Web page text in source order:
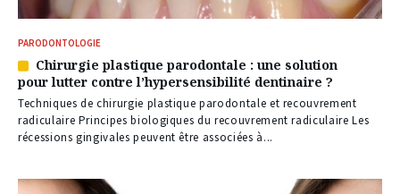
PARODONTOLOGIE
Article
réservé
à
nos
abonnés
Chirurgie plastique parodontale : une solution
pour lutter contre l’hypersensibilité dentinaire ?
Techniques de chirurgie plastique parodontale et recouvrement
radiculaire Principes biologiques du recouvrement radiculaire Les
récessions gingivales peuvent être associées à...